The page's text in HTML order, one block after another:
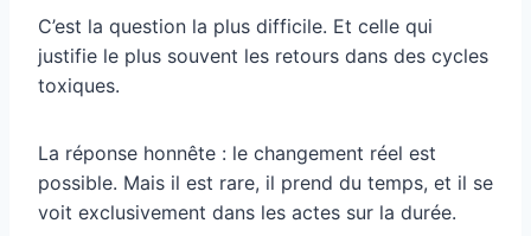
C’est la question la plus difficile. Et celle qui
justifie le plus souvent les retours dans des cycles
toxiques.
La réponse honnête : le changement réel est
possible. Mais il est rare, il prend du temps, et il se
voit exclusivement dans les actes sur la durée.